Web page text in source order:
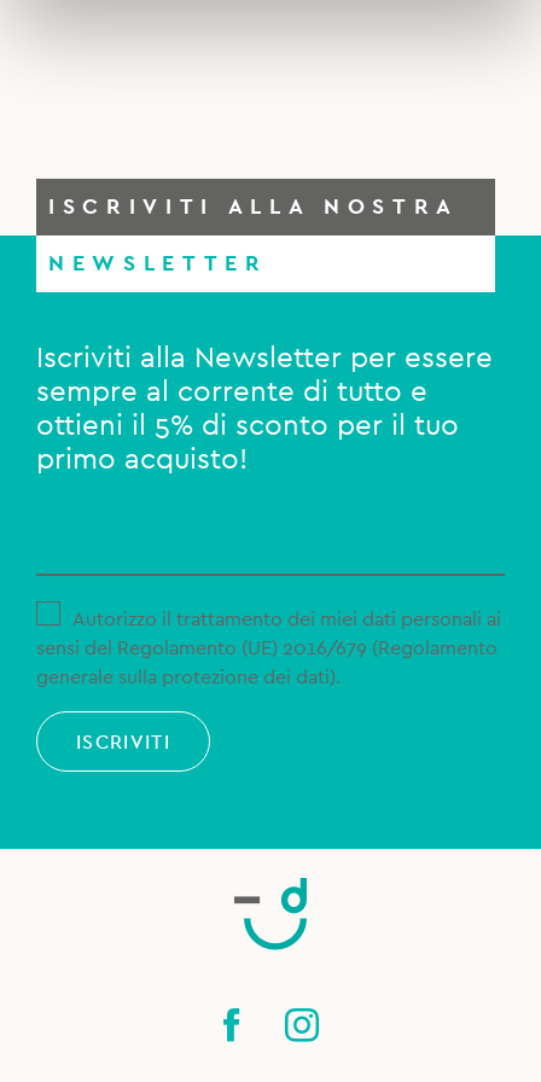
ISCRIVITI ALLA NOSTRA
NEWSLETTER
Iscriviti alla Newsletter per essere
sempre al corrente di tutto e
ottieni il 5% di sconto per il tuo
primo acquisto!
Autorizzo il trattamento dei miei dati personali ai
sensi del Regolamento (UE) 2016/679 (Regolamento
generale sulla protezione dei dati).
ISCRIVITI